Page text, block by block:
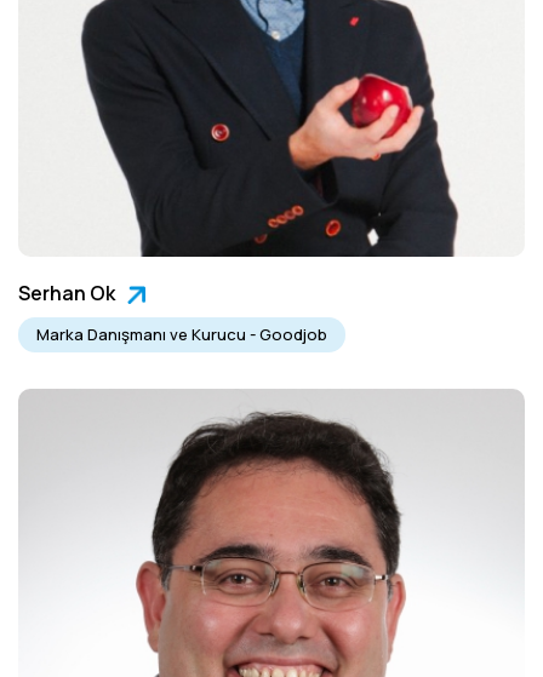
Serhan Ok
Marka Danışmanı ve Kurucu - Goodjob